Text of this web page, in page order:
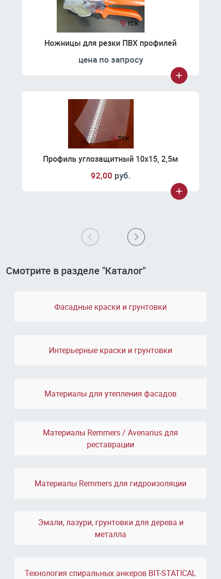
Ножницы для резки ПВХ профилей
цена по запросу
Профиль углозащитный 10х15, 2,5м
92,00 руб.
Смотрите в разделе "Каталог"
Фасадные краски и грунтовки
Интерьерные краски и грунтовки
Материалы для утепления фасадов
Материалы Remmers / Avenarius для
реставрации
Материалы Remmers для гидроизоляции
Эмали, лазури, грунтовки для дерева и
металла
Технология спиральных анкеров BIT-STATICAL